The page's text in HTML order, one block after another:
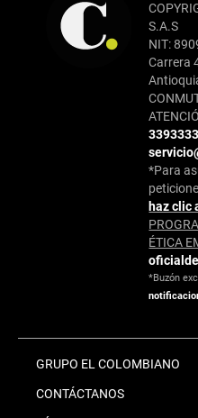
S.A.S
NIT:
Carrera
3393333
*Para
haz clic
ÉTICA
*Buzón
GRUPO EL COLOMBIANO
CONTÁCTANOS